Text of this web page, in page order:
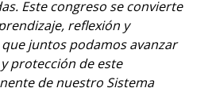
Este congreso se convierte
reflexión y
juntos podamos avanzar
protección de este
de nuestro Sistema